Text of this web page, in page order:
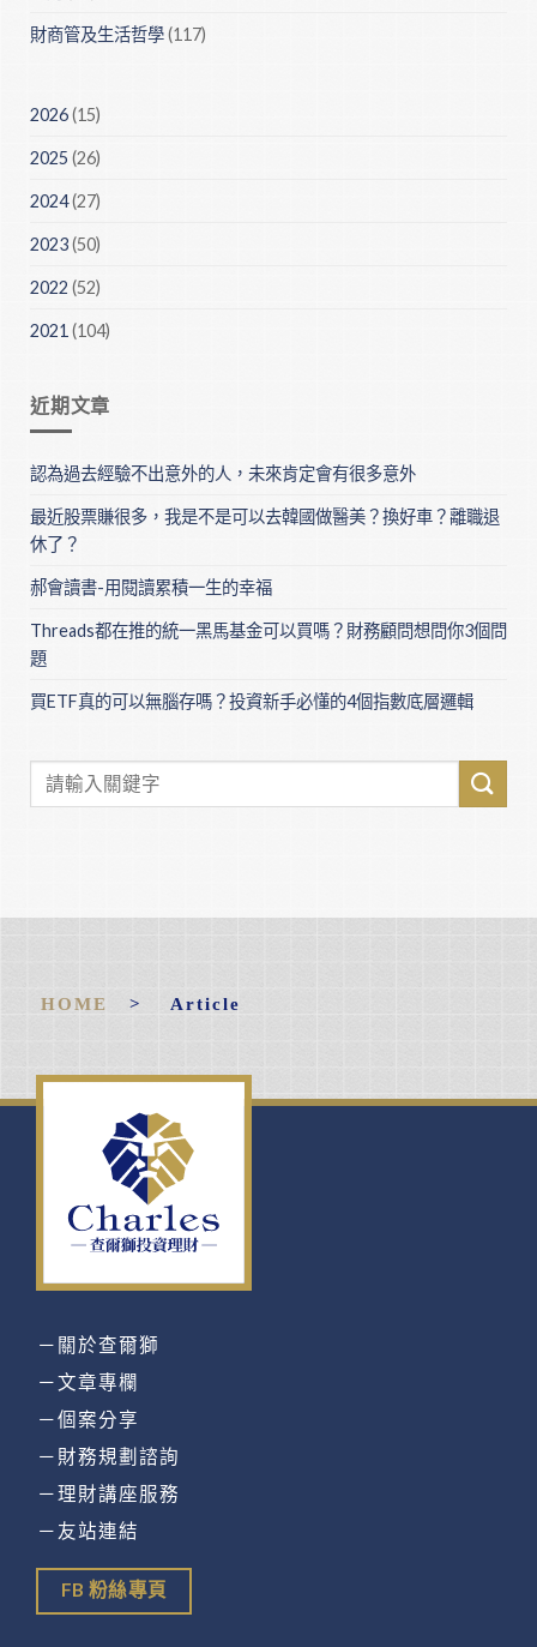
財商管及生活哲學(117)
2026(15)
2025 (26)
2024(27)
2023(50)
2022 (52)
2021 (104)
近期文章
認為過去經驗不出意外的人，未來肯定會有很多意外
最近股票賺很多，我是不是可以去韓國做醫美？換好車？離職退
休了？
郝會讀書-用閱讀累積一生的幸福
Threads都在推的統一黑馬基金可以買嗎？財務顧問想問你3個問
題
買ETF真的可以無腦存嗎？投資新手必懂的4個指數底層邏輯
HOME > Article
－關於查爾獅
－文章專欄
－個案分享
－財務規劃諮詢
－理財講座服務
－友站連結
FB 粉絲專頁